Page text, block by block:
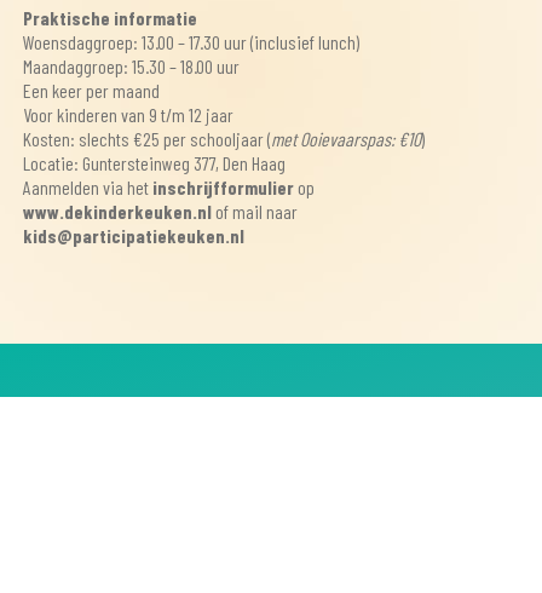
Praktische informatie
Woensdaggroep: 13.00 – 17.30 uur (inclusief lunch)
Maandaggroep: 15.30 – 18.00 uur
Een keer per maand
Voor kinderen van 9 t/m 12 jaar
Kosten: slechts €25 per schooljaar (met Ooievaarspas: €10)
Locatie: Guntersteinweg 377, Den Haag
Aanmelden via het inschrijfformulierop
www.dekinderkeuken.nl of mail naar
kids@participatiekeuken.nl